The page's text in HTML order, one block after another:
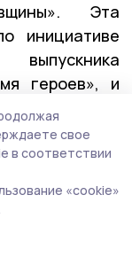
Эта
инициативе
героев», и
по
и
Заявку в
и
стали
свое
в соответствии
«cookie»